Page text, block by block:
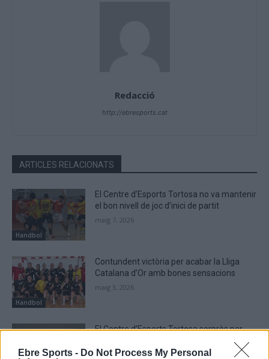
Ebre Sports - Do Not Process My Personal
Redacció
http://ebresports.cat
ARTICLES RELACIONATS
Handbol
El Centre d’Esports Tortosa no va mantenir
el bon nivell de joc d’inici de partit
maig 7, 2026
Handbol
Contundent victòria per acabar la Lliga
Catalana d’Or amb bones sensacions
maig 3, 2026
El Centre d’Esports Tortosa sorprès per
permanència